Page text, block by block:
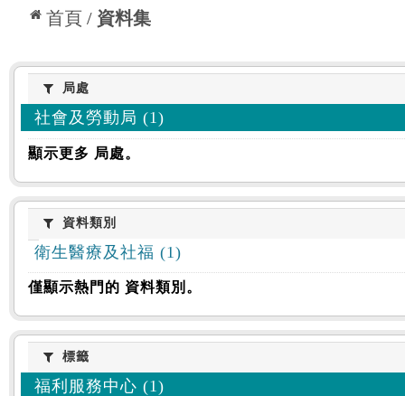
首頁 資料集
:::
局處局處
社會及勞動局 (1)
顯示更多 局處。
資料類別
資料類別
衛生醫療及社福 (1)
僅顯示熱門的 資料類別。
標籤標籤
福利服務中心 (1)